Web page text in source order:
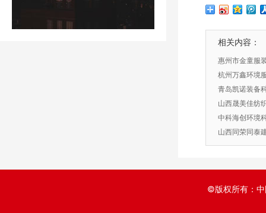
相关内容：
惠州市金童服
杭州万鑫环境
青岛凯诺装备
山西晟美佳纺
中科海创环境
山西同荣同泰
©版权所有：